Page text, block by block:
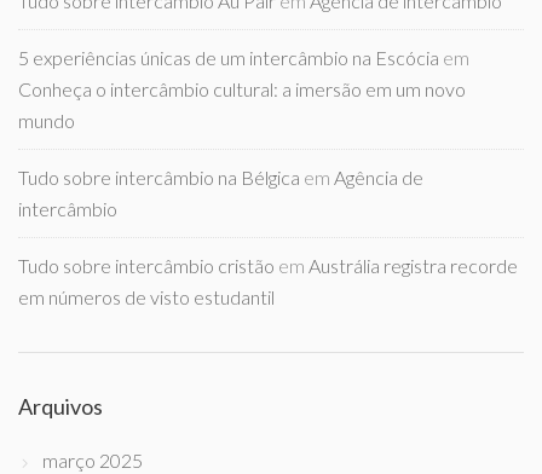
5 experiências únicas de um intercâmbio na Escócia em
Conheça o intercâmbio cultural: a imersão em um novo
mundo
Tudo sobre intercâmbio na Bélgica em Agência de
intercâmbio
Tudo sobre intercâmbio cristão em Austrália registra recorde
em números de visto estudantil
Arquivos
março 2025